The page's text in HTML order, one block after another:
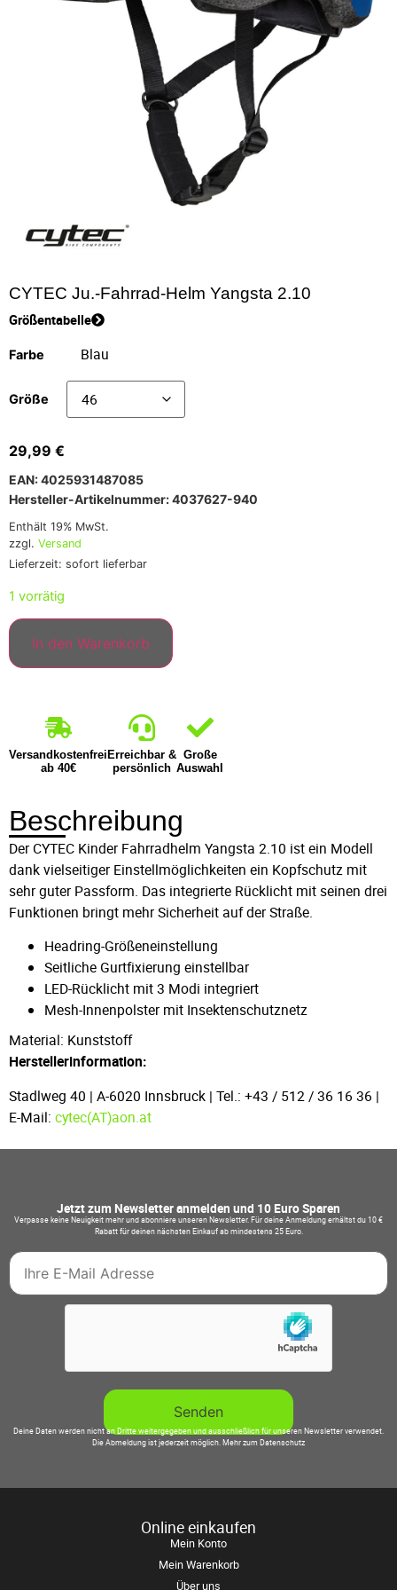
CYTEC Ju.-Fahrrad-Helm Yangsta 2.10
Größentabelle
Farbe
Größe
29,99 €
EAN: 4025931487085
Hersteller-Artikelnummer: 4037627-940
Enthält 19% MwSt.
zzgl. Versand
Lieferzeit: sofort lieferbar
1 vorrätig
In den Warenkorb
Versandkostenfrei
ab 40€
Erreichbar &
persönlich
Große
Auswahl
Beschreibung
Der CYTEC Kinder Fahrradhelm Yangsta 2.10 ist ein Modell
dank vielseitiger Einstellmöglichkeiten ein Kopfschutz mit
sehr guter Passform. Das integrierte Rücklicht mit seinen drei
Funktionen bringt mehr Sicherheit auf der Straße.
Headring-Größeneinstellung
Seitliche Gurtfixierung einstellbar
LED-Rücklicht mit 3 Modi integriert
Mesh-Innenpolster mit Insektenschutznetz
Material: Kunststoff
Herstellerinformation:
Stadlweg 40 | A-6020 Innsbruck | Tel.: +43 / 512 / 36 16 36 |
E-Mail: cytec(AT)aon.at
Jetzt zum Newsletter anmelden und 10 Euro Sparen
Verpasse keine Neuigkeit mehr und abonniere unseren Newsletter. Für deine Anmeldung erhältst du 10 €
Rabatt für deinen nächsten Einkauf ab mindestens 25 Euro.
Deine Daten werden nicht an Dritte weitergegeben und ausschließlich für unseren Newsletter verwendet.
Die Abmeldung ist jederzeit möglich.Mehr zum Datenschutz
Online einkaufen
Mein Konto
Mein Warenkorb
Über uns